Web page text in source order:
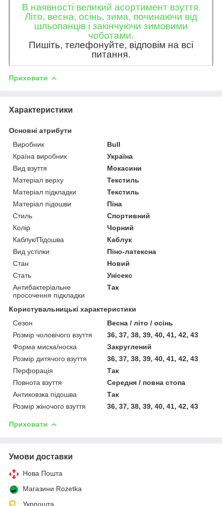
В наявності великий асортимент взуття.
Літо, весна, осінь, зима, починаючи від
шльопанців і закінчуючи зимовими
чоботами.
Пишіть, телефонуйте, відповім на всі
питання.
Приховати
Характеристики
Основні атрибути
Виробник
Bull
Країна виробник
Україна
Вид взуття
Мокасини
Матеріал верху
Текстиль
Матеріал підкладки
Текстиль
Матеріал підошви
Піна
Стиль
Спортивний
Колір
Чорний
Каблук/Підошва
Каблук
Вид устілки
Піно-латексна
Стан
Новий
Стать
Унісекс
Антибактеріальне
просочення підкладки
Так
Користувальницькі характеристики
Сезон
Весна / літо / осінь
Розмір чоловічого взуття
36, 37, 38, 39, 40, 41, 42, 43
Форма миска/носка
Закруглений
Розмір дитячого взуття
36, 37, 38, 39, 40, 41, 42, 43
Перфорація
Так
Повнота взуття
Середня / повна стопа
Антиковзка підошва
Так
Розмір жіночого взуття
36, 37, 38, 39, 40, 41, 42, 43
Приховати
Умови доставки
Нова Пошта
Магазини Rozetka
Укрпошта